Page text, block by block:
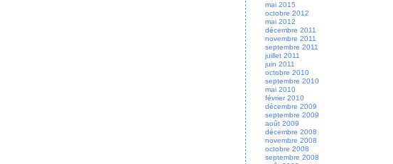
mai 2015
octobre 2012
mai 2012
décembre 2011
novembre 2011
septembre 2011
juillet 2011
juin 2011
octobre 2010
septembre 2010
mai 2010
février 2010
décembre 2009
septembre 2009
août 2009
décembre 2008
novembre 2008
octobre 2008
septembre 2008